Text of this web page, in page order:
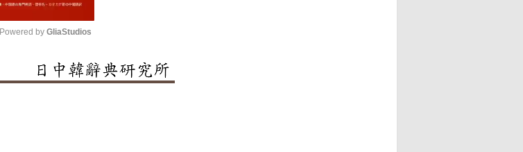
Mute
Powered by GliaStudios